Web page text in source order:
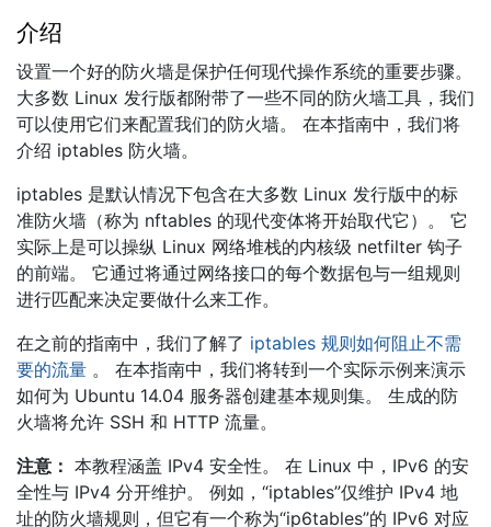
介绍
设置一个好的防火墙是保护任何现代操作系统的重要步骤。
大多数 Linux 发行版都附带了一些不同的防火墙工具，我们
可以使用它们来配置我们的防火墙。 在本指南中，我们将
介绍 iptables 防火墙。
iptables 是默认情况下包含在大多数 Linux 发行版中的标
准防火墙（称为 nftables 的现代变体将开始取代它）。 它
实际上是可以操纵 Linux 网络堆栈的内核级 netfilter 钩子
的前端。 它通过将通过网络接口的每个数据包与一组规则
进行匹配来决定要做什么来工作。
在之前的指南中，我们了解了 iptables 规则如何阻止不需
要的流量 。 在本指南中，我们将转到一个实际示例来演示
如何为 Ubuntu 14.04 服务器创建基本规则集。 生成的防
火墙将允许 SSH 和 HTTP 流量。
注意： 本教程涵盖 IPv4 安全性。 在 Linux 中，IPv6 的安
全性与 IPv4 分开维护。 例如，“iptables”仅维护 IPv4 地
址的防火墙规则，但它有一个称为“ip6tables”的 IPv6 对应